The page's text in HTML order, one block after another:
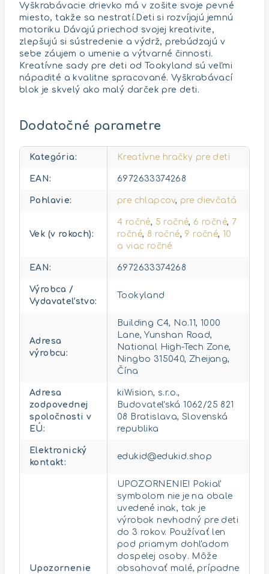
Vyškrabávacie drievko má v zošite svoje pevné
miesto, takže sa nestratí.Deti si rozvíjajú jemnú
motoriku Dávajú priechod svojej kreativite,
zlepšujú si sústredenie a výdrž, prebúdzajú v
sebe záujem o umenie a výtvarné činnosti.
Kreatívne sady pre deti od Tookyland sú veľmi
nápadité a kvalitne spracované. Vyškrabávací
blok je skvelý ako malý darček pre deti.
Dodatočné parametre
Kategória: Kreatívne hračky pre deti
EAN: 6972633374268
Pohlavie: pre chlapcov, pre dievčatá
Vek (v rokoch):
4 ročné, 5 ročné, 6 ročné, 7
ročné, 8 ročné, 9 ročné,10
a viac ročné
EAN: 6972633374268
Výrobca /
Vydavateľstvo:
Tookyland
Adresa
výrobcu:
Building C4, No.11, 1000
Lane, Yunshan Road,
National High-Tech Zone,
Ningbo 315040, Zheijang,
Čína
Adresa
zodpovednej
spoločnosti v
EÚ:
kiWision, s.r.o.,
Budovateľská 1062/25 821
08 Bratislava, Slovenská
republika
Elektronický
kontakt:
edukid@edukid.shop
Upozornenie
UPOZORNENIE! Pokiaľ
symbolom nie je na obale
uvedené inak, tak je
výrobok nevhodný pre deti
do 3 rokov. Používať len
pod priamym dohľadom
dospelej osoby. Môže
obsahovať malé, prípadne